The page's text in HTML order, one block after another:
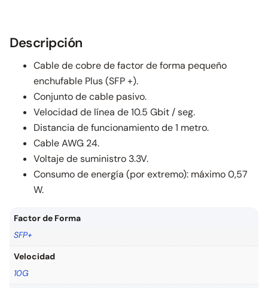
Descripción
Cable de cobre de factor de forma pequeño
enchufable Plus (SFP +).
Conjunto de cable pasivo.
Velocidad de línea de 10.5 Gbit / seg.
Distancia de funcionamiento de 1 metro.
Cable AWG 24.
Voltaje de suministro 3.3V.
Consumo de energía (por extremo): máximo 0,57
W.
Factor de Forma
SFP+
Velocidad
10G